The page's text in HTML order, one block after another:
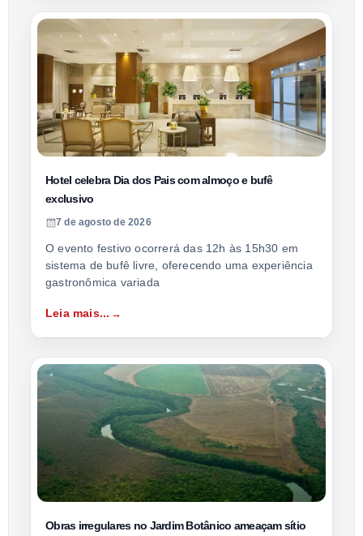
Hotel celebra Dia dos Pais com almoço e bufê
exclusivo
7 de agosto de 2026
O evento festivo ocorrerá das 12h às 15h30 em
sistema de bufê livre, oferecendo uma experiência
gastronômica variada
Leia mais...
Obras irregulares no Jardim Botânico ameaçam sítio